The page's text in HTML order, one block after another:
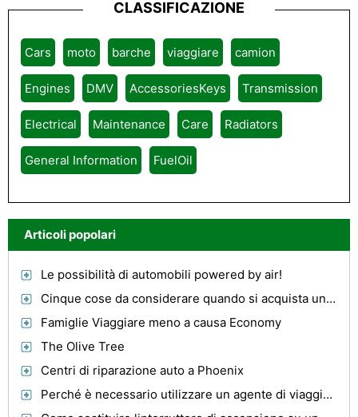
CLASSIFICAZIONE
Cars moto barche viaggiare camion
Engines DMV AccessoriesKeys Transmission
Electrical Maintenance Care Radiators
General Information FuelOil
Articoli popolari
Le possibilità di automobili powered by air!
Cinque cose da considerare quando si acquista un kit turbo
Famiglie Viaggiare meno a causa Economy
The Olive Tree
Centri di riparazione auto a Phoenix
Perché è necessario utilizzare un agente di viaggio online